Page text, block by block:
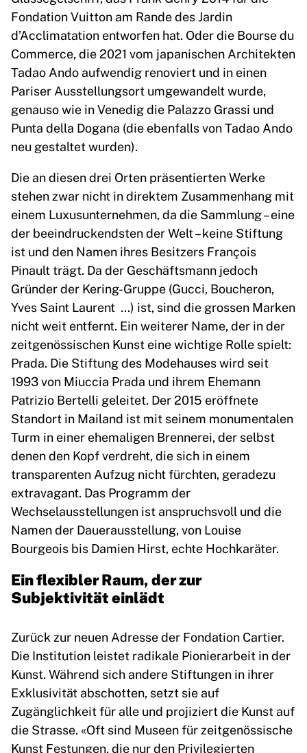
Fondation Vuitton am Rande des Jardin
d’Acclimatation entworfen hat. Oder die Bourse du
Commerce, die 2021 vom japanischen Architekten
Tadao Ando aufwendig renoviert und in einen
Pariser Ausstellungsort umgewandelt wurde,
genauso wie in Venedig die Palazzo Grassi und
Punta della Dogana (die ebenfalls von Tadao Ando
neu gestaltet wurden).
Die an diesen drei Orten präsentierten Werke
stehen zwar nicht in direktem Zusammenhang mit
einem Luxusunternehmen, da die Sammlung – eine
der beeindruckendsten der Welt – keine Stiftung
ist und den Namen ihres Besitzers François
Pinault trägt. Da der Geschäftsmann jedoch
Gründer der Kering-Gruppe (Gucci, Boucheron,
Yves Saint Laurent …) ist, sind die grossen Marken
nicht weit entfernt. Ein weiterer Name, der in der
zeitgenössischen Kunst eine wichtige Rolle spielt:
Prada. Die Stiftung des Modehauses wird seit
1993 von Miuccia Prada und ihrem Ehemann
Patrizio Bertelli geleitet. Der 2015 eröffnete
Standort in Mailand ist mit seinem monumentalen
Turm in einer ehemaligen Brennerei, der selbst
denen den Kopf verdreht, die sich in einem
transparenten Aufzug nicht fürchten, geradezu
extravagant. Das Programm der
Wechselausstellungen ist anspruchsvoll und die
Namen der Dauerausstellung, von Louise
Bourgeois bis Damien Hirst, echte Hochkaräter.
Ein flexibler Raum, der zur
Subjektivität einlädt
Zurück zur neuen Adresse der Fondation Cartier.
Die Institution leistet radikale Pionierarbeit in der
Kunst. Während sich andere Stiftungen in ihrer
Exklusivität abschotten, setzt sie auf
Zugänglichkeit für alle und projiziert die Kunst auf
die Strasse. «Oft sind Museen für zeitgenössische
Kunst Festungen, die nur den Privilegierten